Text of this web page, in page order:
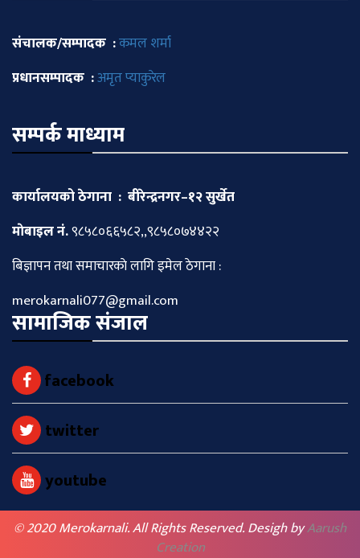
संचालक/सम्पादक :कमल शर्मा
प्रधानसम्पादक :अमृत प्याकुरेल
सम्पर्क माध्याम
कार्यालयको ठेगाना : बीरेन्द्रनगर–१२ सुर्खेत
माेबाइल नं.९८५८०६६५८२,,९८५८०७४४२२
बिज्ञापन तथा समाचारकाे लागि इमेल ठेगाना :
merokarnali077@gmail.com
सामाजिक संजाल
facebook
twitter
youtube
© 2020 Merokarnali. All Rights Reserved. Desigh byAarush
Creation